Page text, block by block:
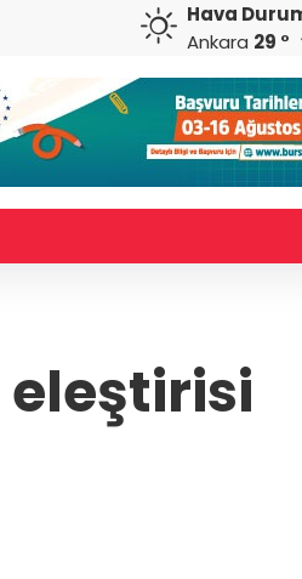
%0,47
Hava
Ankara 29 °
eleştirisi